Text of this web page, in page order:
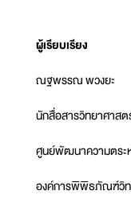
ผู้เรียบเรียง
ณฐพรรณ พวงยะ
นักสื่อสารวิทยาศาส
ศูนย์พัฒนาความตระ
องค์การพิพิธภัณฑ์วิท